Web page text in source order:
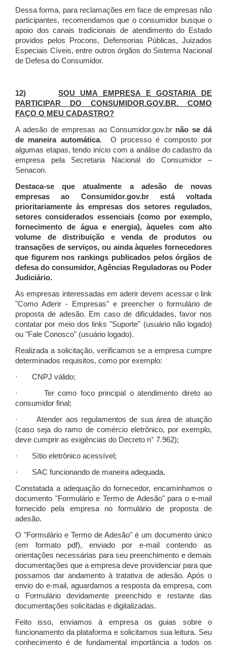
Dessa forma, para reclamações em face de empresas não
participantes, recomendamos que o consumidor busque o
apoio dos canais tradicionais de atendimento do Estado
providos pelos Procons, Defensorias Públicas, Juizados
Especiais Cíveis, entre outros órgãos do Sistema Nacional
de Defesa do Consumidor.
12) SOU UMA EMPRESA E GOSTARIA DE
PARTICIPAR DO CONSUMIDOR.GOV.BR. COMO
FAÇO O MEU CADASTRO?
A adesão de empresas ao Consumidor.gov.br não se dá
de maneira automática. O processo é composto por
algumas etapas, tendo início com a análise do cadastro da
empresa pela Secretaria Nacional do Consumidor –
Senacon.
Destaca-se que atualmente a adesão de novas
empresas ao Consumidor.gov.br está voltada
prioritariamente às empresas dos setores regulados,
setores considerados essenciais (como por exemplo,
fornecimento de água e energia), àqueles com alto
volume de distribuição e venda de produtos ou
transações de serviços, ou ainda àqueles fornecedores
que figurem nos rankings publicados pelos órgãos de
defesa do consumidor, Agências Reguladoras ou Poder
Judiciário.
As empresas interessadas em aderir devem acessar o link
"Como Aderir - Empresas" e preencher o formulário de
proposta de adesão. Em caso de dificuldades, favor nos
contatar por meio dos links "Suporte" (usuário não logado)
ou "Fale Conosco" (usuário logado).
Realizada a solicitação, verificamos se a empresa cumpre
determinados requisitos, como por exemplo:
· CNPJ válido;
· Ter como foco principal o atendimento direto ao
consumidor final;
· Atender aos regulamentos de sua área de atuação
(caso seja do ramo de comércio eletrônico, por exemplo,
deve cumprir as exigências do Decreto n° 7.962);
· Sítio eletrônico acessível;
· SAC funcionando de maneira adequada.
Constatada a adequação do fornecedor, encaminhamos o
documento "Formulário e Termo de Adesão" para o e-mail
fornecido pela empresa no formulário de proposta de
adesão.
O "Formulário e Termo de Adesão" é um documento único
(em formato pdf), enviado por e-mail contendo as
orientações necessárias para seu preenchimento e demais
documentações que a empresa deve providenciar para que
possamos dar andamento à tratativa de adesão. Após o
envio do e-mail, aguardamos a resposta da empresa, com
o Formulário devidamente preenchido e restante das
documentações solicitadas e digitalizadas.
Feito isso, enviamos à empresa os guias sobre o
funcionamento da plataforma e solicitamos sua leitura. Seu
conhecimento é de fundamental importância a todos os